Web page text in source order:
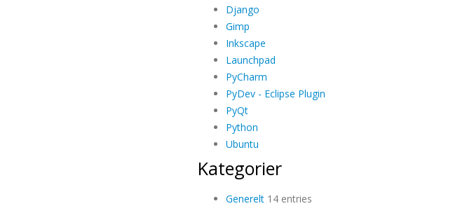
Django
Gimp
Inkscape
Launchpad
PyCharm
PyDev - Eclipse Plugin
PyQt
Python
Ubuntu
Kategorier
Generelt14 entries